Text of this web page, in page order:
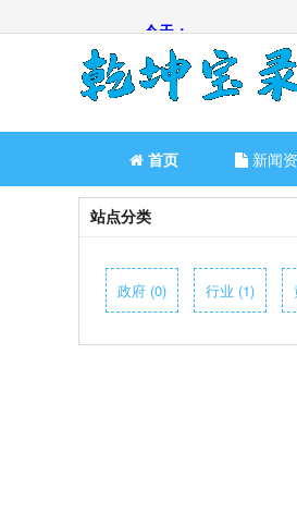
首页 新闻
站点分类
政府 (0) 行业 (1)